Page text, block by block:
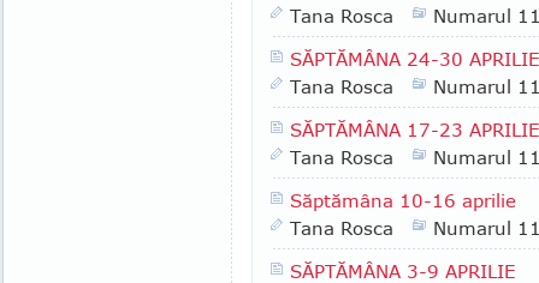
Tana Rosca
Numarul
SĂPTĂMÂNA 24-30 APRILIE
Tana Rosca
Numarul
SĂPTĂMÂNA 17-23 APRILIE
Tana Rosca
Numarul
Săptămâna 10-16 aprilie
Tana Rosca
Numarul
SĂPTĂMÂNA 3-9 APRILIE